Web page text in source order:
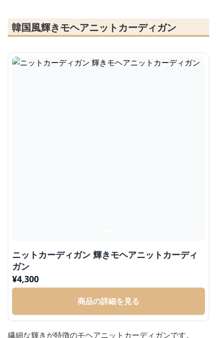
韓国風輝きモヘアニットカーディガン
ニットカーディガン 輝きモヘアニットカーディ
ガン
¥4,300
商品の詳細を見る
繊細な輝きが特徴のモヘアニットカーディガンです。